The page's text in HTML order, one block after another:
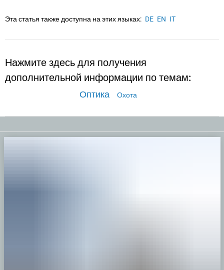
Эта статья также доступна на этих языках: DE EN IT
Нажмите здесь для получения
дополнительной информации по темам:
Оптика Охота